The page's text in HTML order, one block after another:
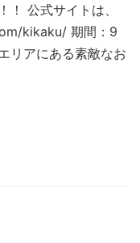
！ 公式サイトは、
kikaku/ 期間：9
リアにある素敵なお